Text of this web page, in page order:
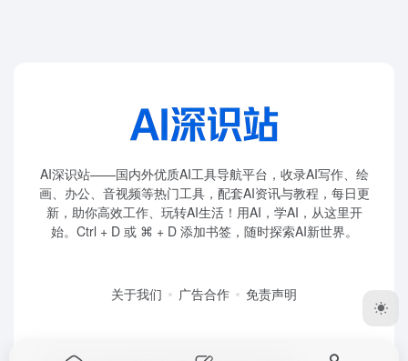
AI深识站——国内外优质AI工具导航平台，收录AI写作、绘
画、办公、音视频等热门工具，配套AI资讯与教程，每日更
新，助你高效工作、玩转AI生活！用AI，学AI，从这里开
始。Ctrl + D 或 ⌘ + D 添加书签，随时探索AI新世界。
关于我们 广告合作 免责声明